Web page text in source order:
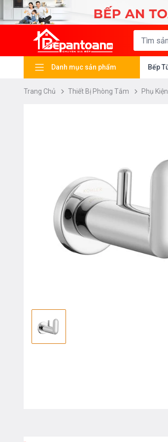
Danh mục sản phẩm Bếp
Trang Chủ Thiết Bị Phòng Tắm Phụ